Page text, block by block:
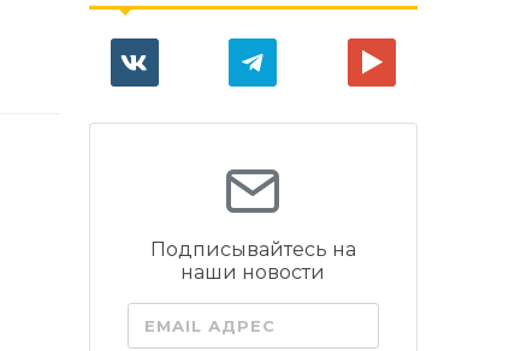
Подписывайтесь на
наши новости
EMAIL АДРЕС